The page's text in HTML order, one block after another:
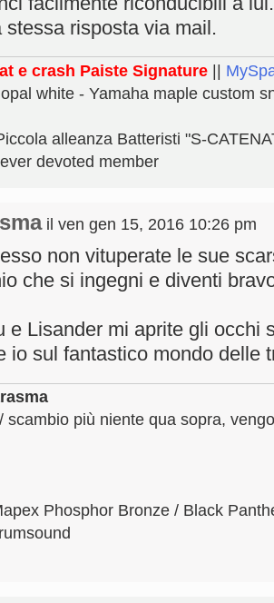
stessa risposta via mail.
e crash Paiste Signature ||
white - Yamaha maple custom
alleanza Batteristi "S-
devoted member
il ven gen 15, 2016 10:26 pm
non vituperate le sue
che si ingegni e diventi
e Lisander mi aprite gli occhi
io sul fantastico mondo delle
scambio più niente qua sopra,
Phosphor Bronze / Black